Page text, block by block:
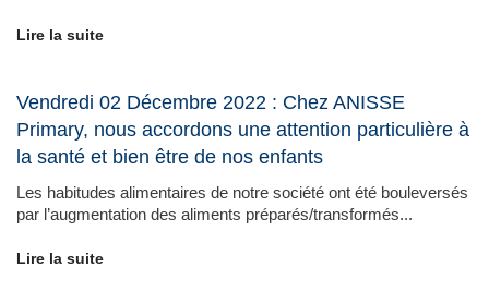
Lire la suite
Vendredi 02 Décembre 2022 : Chez ANISSE
Primary, nous accordons une attention particulière à
la santé et bien être de nos enfants
Les habitudes alimentaires de notre société ont été bouleversés
par l’augmentation des aliments préparés/transformés...
Lire la suite